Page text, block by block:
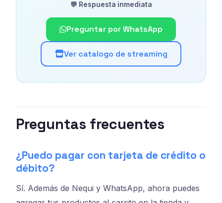
💬 Respuesta inmediata
Preguntar por WhatsApp
Ver catalogo de streaming
Preguntas frecuentes
¿Puedo pagar con tarjeta de crédito o
débito?
Sí. Además de Nequi y WhatsApp, ahora puedes